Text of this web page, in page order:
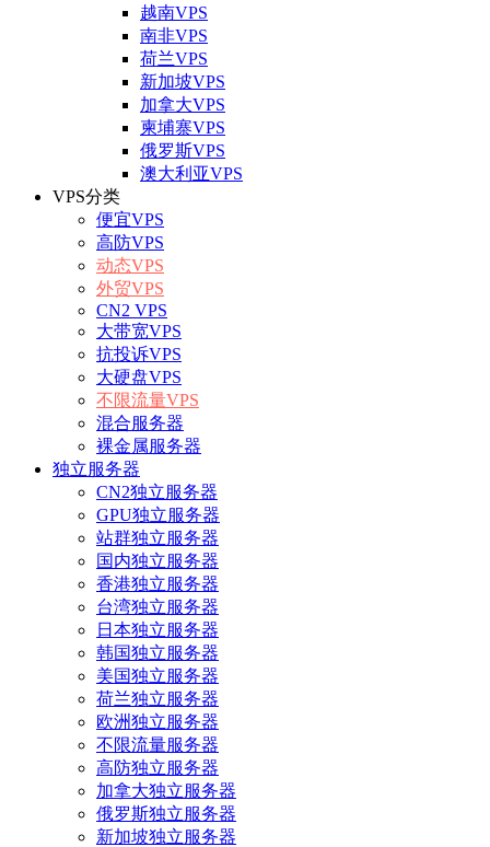
越南VPS
南非VPS
荷兰VPS
新加坡VPS
加拿大VPS
柬埔寨VPS
俄罗斯VPS
澳大利亚VPS
VPS分类
便宜VPS
高防VPS
动态VPS
外贸VPS
CN2 VPS
大带宽VPS
抗投诉VPS
大硬盘VPS
不限流量VPS
混合服务器
裸金属服务器
独立服务器
CN2独立服务器
GPU独立服务器
站群独立服务器
国内独立服务器
香港独立服务器
台湾独立服务器
日本独立服务器
韩国独立服务器
美国独立服务器
荷兰独立服务器
欧洲独立服务器
不限流量服务器
高防独立服务器
加拿大独立服务器
俄罗斯独立服务器
新加坡独立服务器